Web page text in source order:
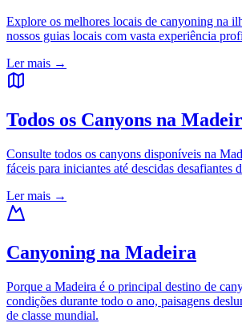
Explore os melhores locais de canyoning na
nossos guias locais com vasta experiência
Ler mais →
Todos os Canyons na
Consulte todos os canyons disponíveis na
fáceis para iniciantes até descidas desafiantes
Ler mais →
Canyoning na Madeira
Porque a Madeira é o principal destino de
condições durante todo o ano, paisagens
de classe mundial.